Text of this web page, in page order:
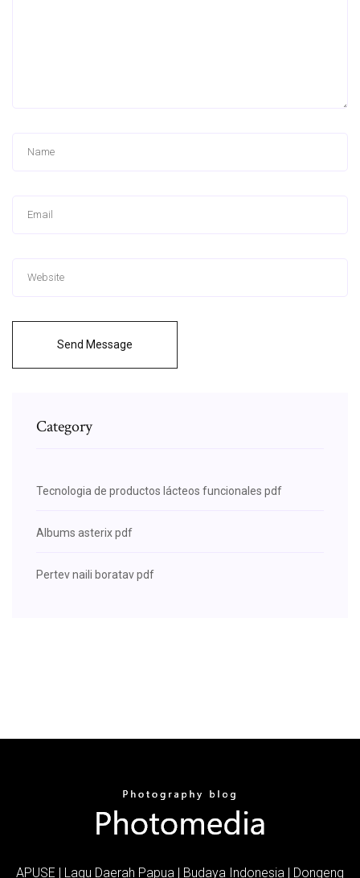
Send Message
Category
Tecnologia de productos lácteos funcionales pdf
Albums asterix pdf
Pertev naili boratav pdf
APUSE | Lagu Daerah Papua | Budaya Indonesia | Dongeng